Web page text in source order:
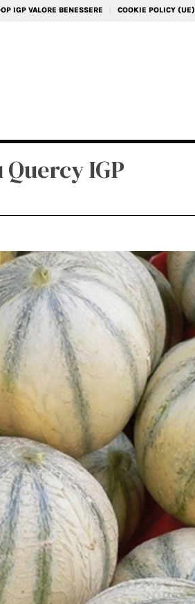
IGP VALORE BENESSERE COOKIE POLICY (UE)
IGP